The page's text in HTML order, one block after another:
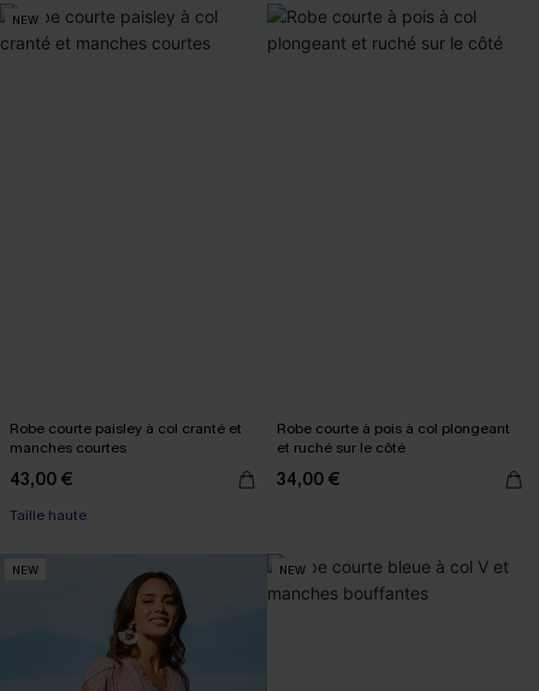
NEW
Robe courte paisley à col cranté et
manches courtes
43,00 €
Taille haute
Robe courte à pois à col plongeant
et ruché sur le côté
34,00 €
NEW NEW